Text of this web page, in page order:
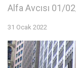
Alfa Avcısı 01/
31 Ocak 2022